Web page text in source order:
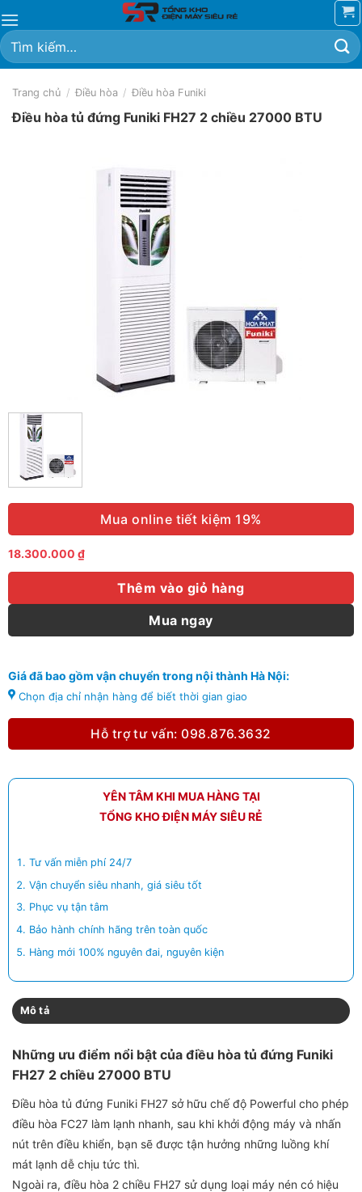
đến
nội
dung
Tìm
kiếm:
Trang chủ / Điều hòa / Điều hòa Funiki
Điều hòa tủ đứng Funiki FH27 2 chiều 27000 BTU
Mua online tiết kiệm 19%
18.300.000 ₫
Thêm vào giỏ hàng
Mua ngay
Giá đã bao gồm vận chuyển trong nội thành Hà Nội:
Chọn địa chỉ nhận hàng để biết thời gian giao
Hỗ trợ tư vấn: 098.876.3632
YÊN TÂM KHI MUA HÀNG TẠI
TỔNG KHO ĐIỆN MÁY SIÊU RẺ
Tư vấn miễn phí 24/7
Vận chuyển siêu nhanh, giá siêu tốt
Phục vụ tận tâm
Bảo hành chính hãng trên toàn quốc
Hàng mới 100% nguyên đai, nguyên kiện
Mô tả
Những ưu điểm nổi bật của điều hòa tủ đứng Funiki
FH27 2 chiều 27000 BTU
Điều hòa tủ đứng Funiki FH27 sở hữu chế độ Powerful cho phép
điều hòa FC27 làm lạnh nhanh, sau khi khởi động máy và nhấn
nút trên điều khiển, bạn sẽ được tận hưởng những luồng khí
mát lạnh dễ chịu tức thì.
Ngoài ra, điều hòa 2 chiều FH27 sử dụng loại máy nén có hiệu